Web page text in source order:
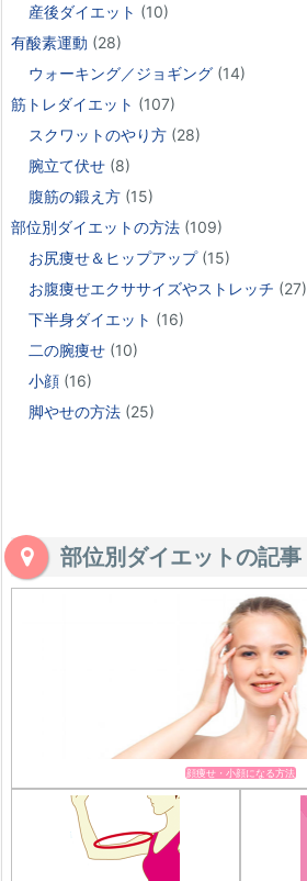
産後ダイエット (10)
有酸素運動 (28)
ウォーキング／ジョギング (14)
筋トレダイエット (107)
スクワットのやり方 (28)
腕立て伏せ (8)
腹筋の鍛え方 (15)
部位別ダイエットの方法 (109)
お尻痩せ＆ヒップアップ(15)
お腹痩せエクササイズやストレッチ (27)
下半身ダイエット (16)
二の腕痩せ (10)
小顔 (16)
脚やせの方法 (25)
部位別ダイエットの記事
顔痩せ・小顔になる方法